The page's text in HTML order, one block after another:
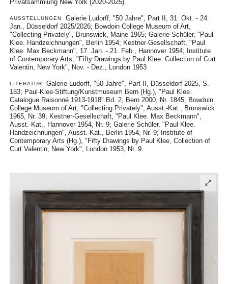
Privatsammlung New York (2020-2025)
AUSSTELLUNGEN
Galerie Ludorff, "50 Jahre", Part II, 31. Okt. - 24.
Jan., Düsseldorf 2025/2026
Bowdoin College Museum of Art,
"Collecting Privately", Brunswick, Maine 1965 Galerie Schüler, "Paul
Klee. Handzeichnungen", Berlin 1954
Kestner-Gesellschaft, "Paul
Klee. Max Beckmann", 17. Jan. - 21. Feb., Hannover 1954
Institute
of Contemporary Arts, "Fifty Drawings by Paul Klee. Collection of Curt
Valentin, New York", Nov. - Dez., London 1953
LITERATUR
Galerie Ludorff, "50 Jahre", Part II, Düsseldorf 2025, S.
183
Paul-Klee-Stiftung/Kunstmuseum Bern (Hg.), "Paul Klee.
Catalogue Raisonné 1913-1918" Bd. 2, Bern 2000, Nr. 1845
Bowdoin
College Museum of Art, "Collecting Privately", Ausst.-Kat., Brunswick
1965, Nr. 39
Kestner-Gesellschaft, "Paul Klee. Max Beckmann",
Ausst.-Kat., Hannover 1954, Nr. 9 Galerie Schüler, "Paul Klee.
Handzeichnungen", Ausst.-Kat., Berlin 1954, Nr. 9
Institute of
Contemporary Arts (Hg.), "Fifty Drawings by Paul Klee, Collection of
Curt Valentin, New York", London 1953, Nr. 9